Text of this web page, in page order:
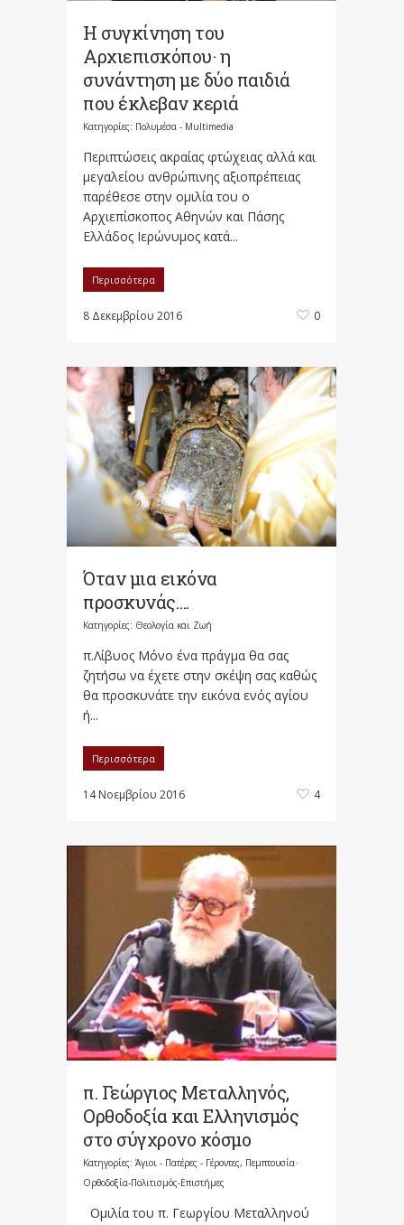
Η συγκίνηση του
Αρχιεπισκόπου· η
συνάντηση με δύο παιδιά
που έκλεβαν κεριά
Κατηγορίες: Πολυμέσα - Multimedia
Περιπτώσεις ακραίας φτώχειας αλλά και
μεγαλείου ανθρώπινης αξιοπρέπειας
παρέθεσε στην ομιλία του ο
Αρχιεπίσκοπος Αθηνών και Πάσης
Ελλάδος Ιερώνυμος κατά...
Περισσότερα
8 Δεκεμβρίου 2016 0
Όταν μια εικόνα
προσκυνάς….
Κατηγορίες: Θεολογία και Ζωή
π.Λίβυος Μόνο ένα πράγμα θα σας
ζητήσω να έχετε στην σκέψη σας καθώς
θα προσκυνάτε την εικόνα ενός αγίου
ή...
Περισσότερα
14 Νοεμβρίου 2016 4
π. Γεώργιος Μεταλληνός,
Ορθοδοξία και Ελληνισμός
στο σύγχρονο κόσμο
Κατηγορίες: Άγιοι - Πατέρες - Γέροντες, Πεμπτουσία·
Ορθοδοξία-Πολιτισμός-Επιστήμες
Ομιλία του π. Γεωργίου Μεταλληνού